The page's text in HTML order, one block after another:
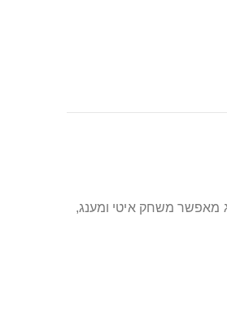
מאפשר משחק איטי ומענג,